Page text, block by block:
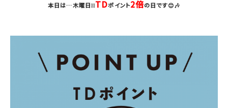
本日は…木曜日❕❕TDポイント2倍の日です😊🎶